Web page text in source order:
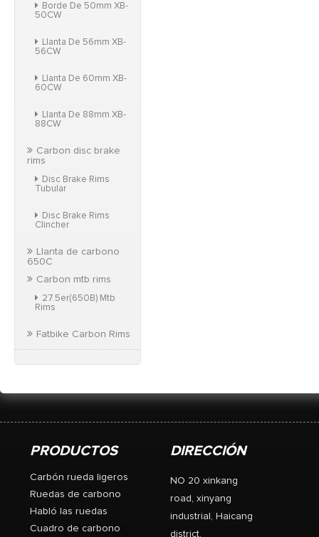
Borde De 50mm XB-
50CW
Llanta De 56mm XB-
56CW
Llanta De 60mm XB-
60CW
Llanta De 88mm XB-
88CW
Carbon disc brake
rims
Disc Brake Rims
Tubular
Disc Brake Rims
Clincher
Llanta de carbono
650C
Carbon mtb rims
27.5er(650B) Mtb
Rims
Fatbike Carbon Rims
PRODUCTOS
Carbón rueda ligeros
Ruedas de carbono
Habló las ruedas
Cuadro de carbono
DIRECCIÓN
NO 20 xinkang
road, xinyang
industrial, Haicang
district,